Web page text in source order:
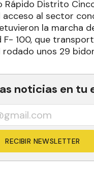
Rápido Distrito
acceso al sector
la marcha
F- 100, que
unos 29
noticias en tu
RECIBIR NEWSLETTER